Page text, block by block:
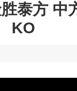
泰方 中
KO